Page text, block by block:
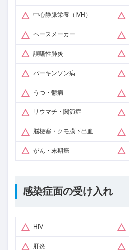
中心静脈栄養（IVH）
ペースメーカー
誤嚥性肺炎
パーキンソン病
うつ・鬱病
リウマチ・関節症
脳梗塞・クモ膜下出血
がん・末期癌
感染症面の受け入れ
HIV
肝炎